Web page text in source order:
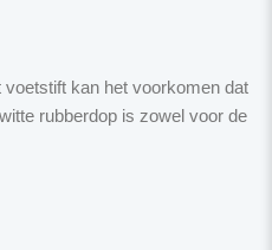
kan het voorkomen dat
rubberdop is zowel voor de